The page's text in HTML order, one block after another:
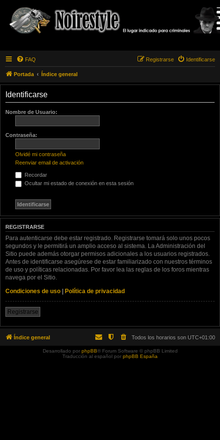
FAQ Identificarse
Registrarse
Portada Índice general
Identificarse
Nombre de Usuario:
Contraseña:
Olvidé mi contraseña
Reenviar email de activación
Recordar
Ocultar mi estado de conexión en esta sesión
REGISTRARSE
Para autenticarse debe estar registrado. Registrarse tomará solo unos pocos
segundos y le permitirá un amplio acceso al sistema. La Administración del
Sitio puede además otorgar permisos adicionales a los usuarios registrados.
Antes de identificarse asegúrese de estar familiarizado con nuestros términos
de uso y políticas relacionadas. Por favor lea las reglas de los foros mientras
navega por el Sitio.
Condiciones de uso
Política de privacidad
Registrarse
Índice general Todos los horarios son UTC+01:00
Desarrollado por phpBB® Forum Software © phpBB Limited
Traducción al español por phpBB España